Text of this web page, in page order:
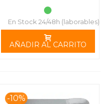
En Stock 24/48h (laborables)
AÑADIR AL CARRITO
-10%